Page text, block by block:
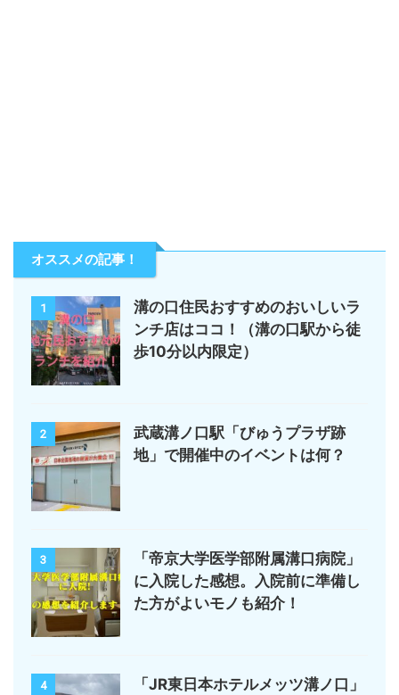
オススメの記事！
1
溝の口住民おすすめのおいしいラ
ンチ店はココ！（溝の口駅から徒
歩10分以内限定）
2
武蔵溝ノ口駅「びゅうプラザ跡
地」で開催中のイベントは何？
3
「帝京大学医学部附属溝口病院」
に入院した感想。入院前に準備し
た方がよいモノも紹介！
4
「JR東日本ホテルメッツ溝ノ口」